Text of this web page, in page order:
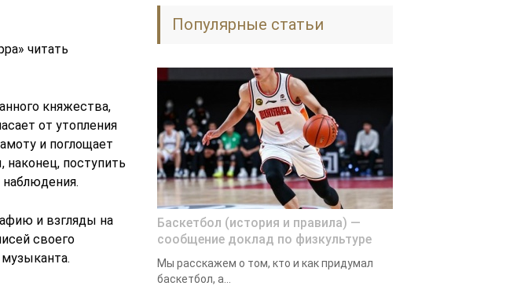
читать
княжества,
от утопления
и поглощает
поступить
наблюдения.
и взгляды на
своего
Популярные статьи
Баскетбол (история и правила) —
сообщение доклад по физкультуре
Мы расскажем о том, кто и как придумал
баскетбол, а...